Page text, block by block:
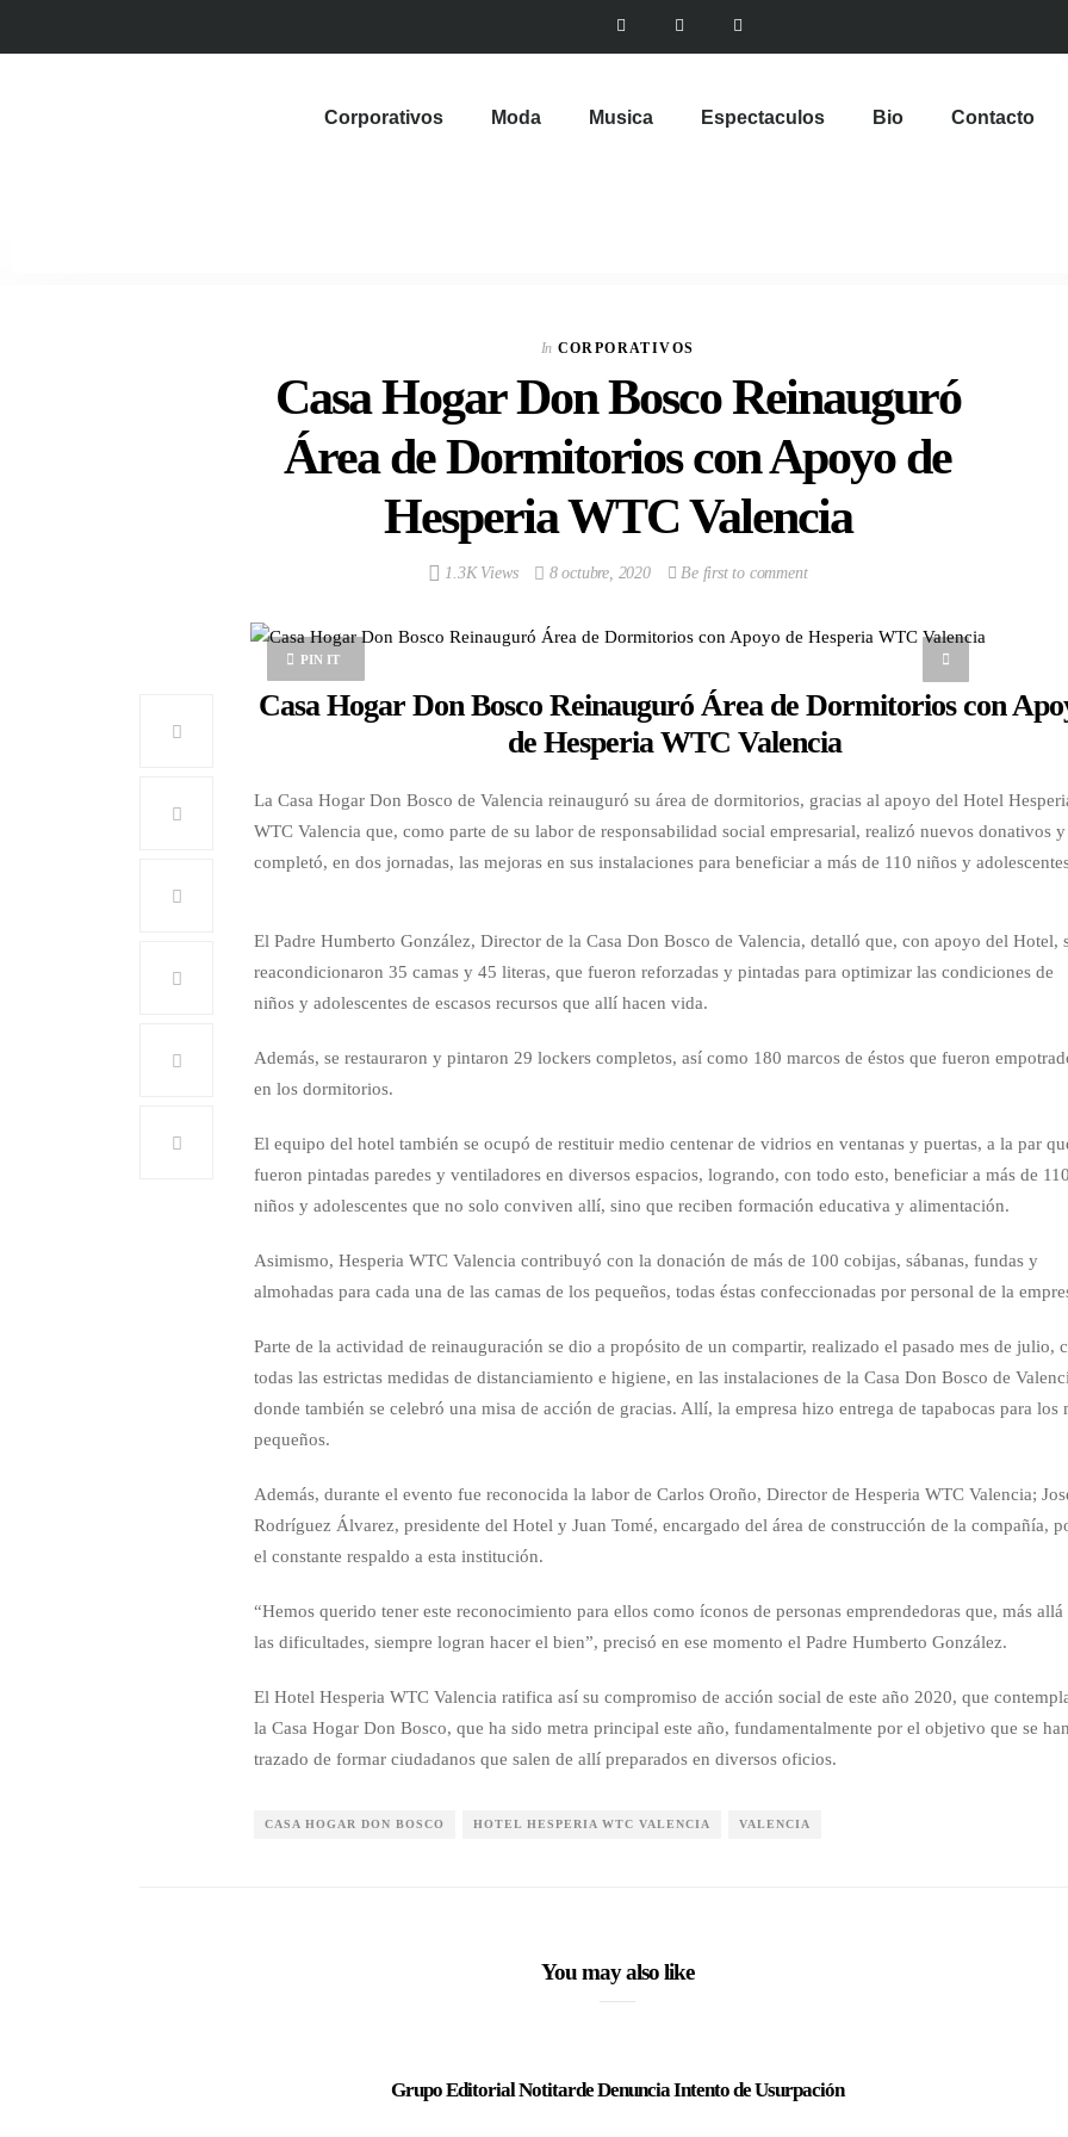
Corporativos Moda Musica Espectaculos Bio Contacto
In CORPORATIVOS
Casa Hogar Don Bosco Reinauguró
Área de Dormitorios con Apoyo de
Hesperia WTC Valencia
1.3K Views 8 octubre, 2020 Be first to comment
PIN IT
Casa Hogar Don Bosco Reinauguró Área de Dormitorios con
de Hesperia WTC Valencia
La Casa Hogar Don Bosco de Valencia reinauguró su área de dormitorios, gracias al apoyo del Hotel
WTC Valencia que, como parte de su labor de responsabilidad social empresarial, realizó nuevos donativos y
completó, en dos jornadas, las mejoras en sus instalaciones para beneficiar a más de 110 niños y
El Padre Humberto González, Director de la Casa Don Bosco de Valencia, detalló que, con apoyo del Hotel,
reacondicionaron 35 camas y 45 literas, que fueron reforzadas y pintadas para optimizar las condiciones de
niños y adolescentes de escasos recursos que allí hacen vida.
Además, se restauraron y pintaron 29 lockers completos, así como 180 marcos de éstos que fueron
en los dormitorios.
El equipo del hotel también se ocupó de restituir medio centenar de vidrios en ventanas y puertas, a la par
fueron pintadas paredes y ventiladores en diversos espacios, logrando, con todo esto, beneficiar a más de 110
niños y adolescentes que no solo conviven allí, sino que reciben formación educativa y alimentación.
Asimismo, Hesperia WTC Valencia contribuyó con la donación de más de 100 cobijas, sábanas, fundas y
almohadas para cada una de las camas de los pequeños, todas éstas confeccionadas por personal de la
Parte de la actividad de reinauguración se dio a propósito de un compartir, realizado el pasado mes de julio,
todas las estrictas medidas de distanciamiento e higiene, en las instalaciones de la Casa Don Bosco de
donde también se celebró una misa de acción de gracias. Allí, la empresa hizo entrega de tapabocas para los
pequeños.
Además, durante el evento fue reconocida la labor de Carlos Oroño, Director de Hesperia WTC Valencia;
Rodríguez Álvarez, presidente del Hotel y Juan Tomé, encargado del área de construcción de la compañía,
el constante respaldo a esta institución.
“Hemos querido tener este reconocimiento para ellos como íconos de personas emprendedoras que, más allá
las dificultades, siempre logran hacer el bien”, precisó en ese momento el Padre Humberto González.
El Hotel Hesperia WTC Valencia ratifica así su compromiso de acción social de este año 2020, que
la Casa Hogar Don Bosco, que ha sido metra principal este año, fundamentalmente por el objetivo que se han
trazado de formar ciudadanos que salen de allí preparados en diversos oficios.
CASA HOGAR DON BOSCO HOTEL HESPERIA WTC VALENCIA VALENCIA
You may also like
Grupo Editorial Notitarde Denuncia Intento de Usurpación